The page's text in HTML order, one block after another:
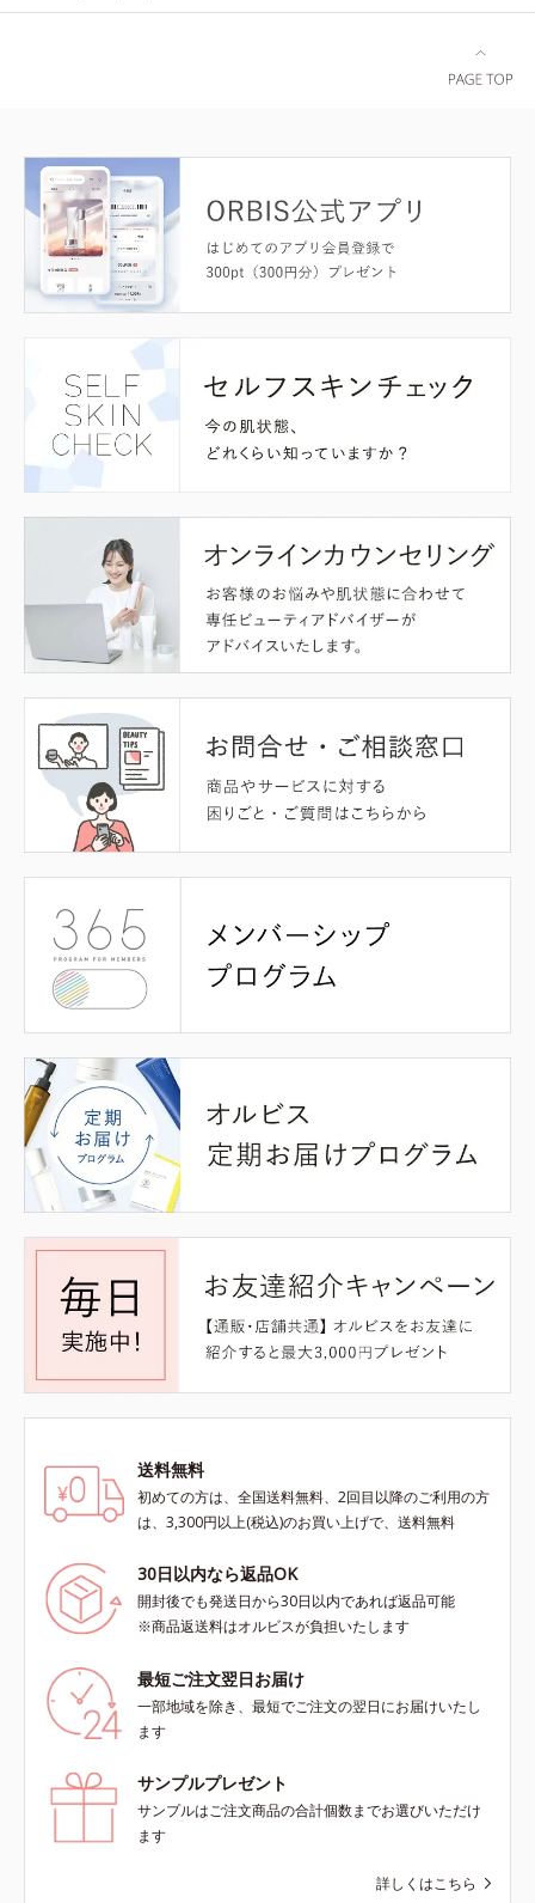
送料無料
初めての方は、全国送料無料、2回目以降のご利用の方
は、3,300円以上(税込)のお買い上げで、送料無料
30日以内なら返品OK
開封後でも発送日から30日以内であれば返品可能
※商品返送料はオルビスが負担いたします
最短ご注文翌日お届け
一部地域を除き、最短でご注文の翌日にお届けいたし
ます
サンプルプレゼント
サンプルはご注文商品の合計個数までお選びいただけ
ます
詳しくはこちら